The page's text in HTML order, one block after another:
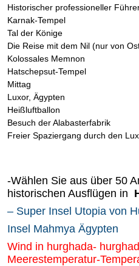
Historischer professioneller
Karnak-Tempel
Tal der Könige
Die Reise mit dem Nil (nur von
Kolossales Memnon
Hatschepsut-Tempel
Mittag
Luxor, Ägypten
Heißluftballon
Besuch der Alabasterfabrik
Freier Spaziergang durch den
-Wählen Sie aus über 50
historischen Ausflügen in
– Super Insel Utopia von
Insel Mahmya Ägypten
Wind in hurghada-
Meerestemperatur-